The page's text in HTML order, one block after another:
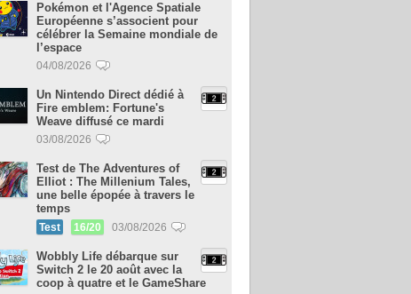
Pokémon et l'Agence Spatiale
Européenne s’associent pour
célébrer la Semaine mondiale de
l’espace
04/08/2026
Un Nintendo Direct dédié à
Fire emblem: Fortune's
Weave diffusé ce mardi
03/08/2026
Test de The Adventures of
Elliot : The Millenium Tales,
une belle épopée à travers le
temps
Test 16/20 03/08/2026
Wobbly Life débarque sur
Switch 2 le 20 août avec la
coop à quatre et le GameShare